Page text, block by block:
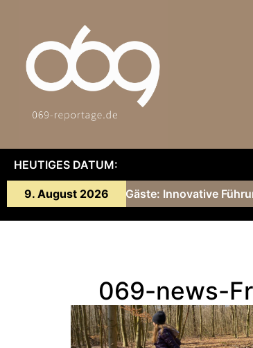
HEUTIGES DATUM:
9. August 2026
Gärtner und ihre Gäste: Innovative
069-news-